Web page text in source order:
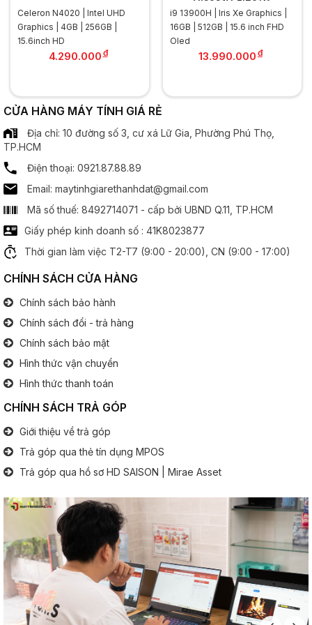
.............................................................................................
Độ phân giải:HD (1366 x 768)
.............................................................................................
Tần số quét:
Công nghệ MH:
Chống chói Anti Glare
Công nghệ IPS
Bộ xử lý đồ hoạ
Chipset đồ hoạ: Intel HD Graphics
Âm thanh
Speaker: 2 x Spearker
Cổng kết nối
Cổng giao tiếp:
2x USB
1x Jack tai nghe 3.5 mm
1x HDMi
1x VGA
1x LAN
Bàn phím
Bàn phím số:
.............................................................................................
Đèn phím:Tuỳ Option
Pin (Battery)
Thông tin pin: 6 Cell
Thông tin khác
Hệ điều hành: Window 10 Professional
Celeron N4020 | Intel UHD
Graphics | 4GB | 256GB |
15.6inch HD
4.290.000 đ
i9 13900H | Iris Xe Graphics |
16GB | 512GB | 15.6 inch FHD
Oled
13.990.000 đ
CỬA HÀNG MÁY TÍNH GIÁ RẺ
Địa chỉ: 10 đường số 3, cư xá Lữ Gia, Phường Phú Thọ,
TP.HCM
Điện thoại: 0921.87.88.89
Email: maytinhgiarethanhdat@gmail.com
Mã số thuế: 8492714071 - cấp bởi UBND Q.11, TP.HCM
Giấy phép kinh doanh số : 41K8023877
Thời gian làm việc T2-T7 (9:00 - 20:00), CN (9:00 - 17:00)
CHÍNH SÁCH CỬA HÀNG
Chính sách bảo hành
Chính sách đổi - trả hàng
Chính sách bảo mật
Hình thức vận chuyển
Hình thức thanh toán
CHÍNH SÁCH TRẢ GÓP
Giới thiệu về trả góp
Trả góp qua thẻ tín dụng MPOS
Trả góp qua hồ sơ HD SAISON | Mirae Asset